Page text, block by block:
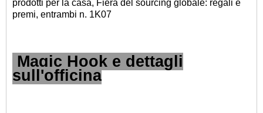
prodotti per la casa, Fiera del sourcing globale: regali e
premi, entrambi n. 1K07
Magic Hook e dettagli
sull'officina